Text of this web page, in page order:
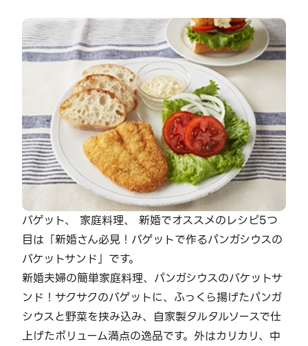
バゲット、 家庭料理、 新婚でオススメのレシピ5つ
目は「新婚さん必見！バゲットで作るパンガシウスの
バケットサンド」です。
新婚夫婦の簡単家庭料理、パンガシウスのバケットサ
ンド！サクサクのバゲットに、ふっくら揚げたパンガ
シウスと野菜を挟み込み、自家製タルタルソースで仕
上げたボリューム満点の逸品です。外はカリカリ、中